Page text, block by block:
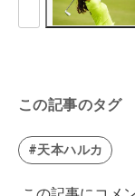
この記事のタグ
#天本ハルカ